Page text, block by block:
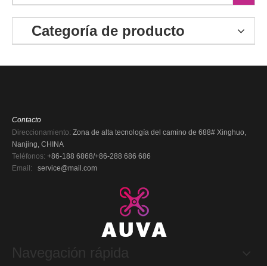
Categoría de producto
Contacto
Direccionamiento: Zona de alta tecnología del camino de 688# Xinghuo,
Nanjing, CHINA
Teléfonos: +86-188 6868/+86-288 686 686
Email:
service@mail.com
Navegación rápida